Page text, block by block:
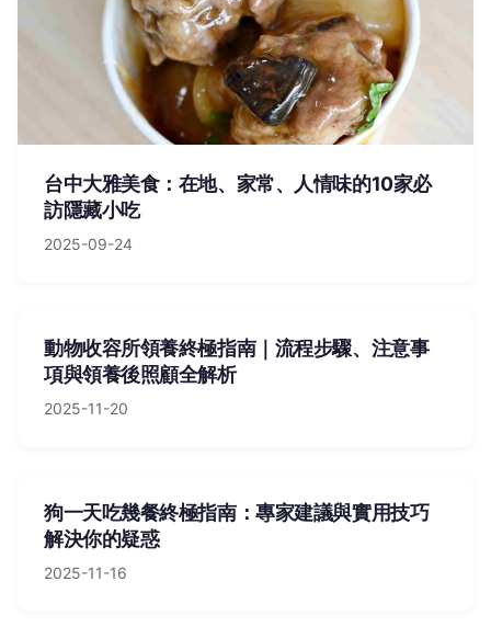
台中大雅美食：在地、家常、人情味的10家必
訪隱藏小吃
2025-09-24
動物收容所領養終極指南｜流程步驟、注意事
項與領養後照顧全解析
2025-11-20
狗一天吃幾餐終極指南：專家建議與實用技巧
解決你的疑惑
2025-11-16